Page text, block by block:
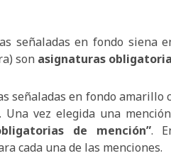
señaladas en fondo siena
son asignaturas
señaladas en fondo amarillo
Una vez elegida una
de mención”.
cada una de las menciones.